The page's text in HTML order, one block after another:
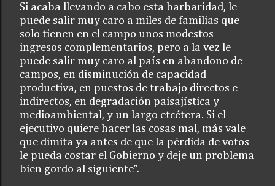
Si acaba llevando a cabo esta barbaridad, le
puede salir muy caro a miles de familias que
solo tienen en el campo unos modestos
ingresos complementarios, pero a la vez le
puede salir muy caro al país en abandono de
campos, en disminución de capacidad
productiva, en puestos de trabajo directos e
indirectos, en degradación paisajística y
medioambiental, y un largo etcétera. Si el
ejecutivo quiere hacer las cosas mal, más vale
que dimita ya antes de que la pérdida de votos
le pueda costar el Gobierno y deje un problema
bien gordo al siguiente”.